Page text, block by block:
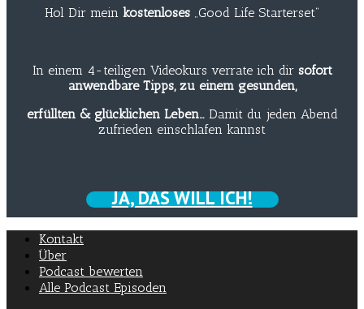
Hol Dir mein kostenloses „Good Life Starterset“
In einem 4-teiligen Videokurs verrate ich dir sofort
anwendbare Tipps, zu einem gesunden,
erfüllten & glücklichen Leben…Damit du jeden Abend
zufrieden einschlafen kannst
JA, DAS WILL ICH!
Kontakt
Über
Podcast bewerten
Alle Podcast Episoden